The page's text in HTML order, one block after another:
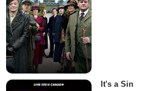
It's a Sin